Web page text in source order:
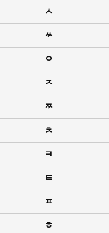
ㅅ
ㅆ
ㅇ
ㅈ
ㅉ
ㅊ
ㅋ
ㅌ
ㅍ
ㅎ